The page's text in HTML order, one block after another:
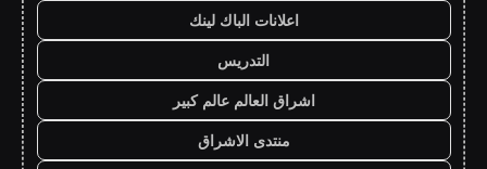
اعلانات الباك لينك
التدريس
اشراق العالم عالم كبير
منتدى الاشراق